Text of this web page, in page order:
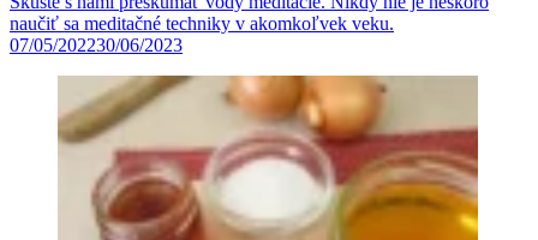
naučiť sa meditačné techniky v akomkoľvek veku.
07/05/202230/06/2023